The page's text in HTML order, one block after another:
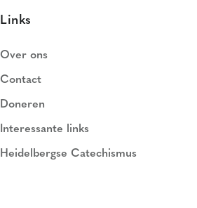
Links
Over ons
Contact
Doneren
Interessante links
Heidelbergse Catechismus